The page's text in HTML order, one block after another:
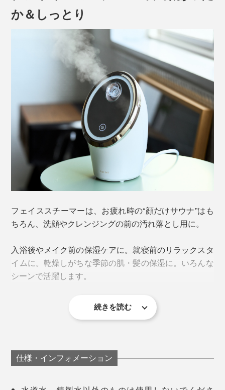
フェイススチーマーと言えば、メイク時の保湿ケアとい
った、女性向けの美容機器というイメージでしょう。
じつは、忙しいMONOCO読者が、男女問わずリフレッ
シュできる、“顔だけサウナ”としておすすめします。
仕事や家事のあいだに、たった15分あればOK。
か＆しっとり
フェイススチーマーは、お疲れ時の“顔だけサウナ”はも
ちろん、洗顔やクレンジングの前の汚れ落とし用に。
入浴後やメイク前の保湿ケアに。就寝前のリラックスタ
イムに。乾燥しがちな季節の肌・髪の保湿に。いろんな
シーンで活躍します。
続きを読む
仕様・インフォメーション